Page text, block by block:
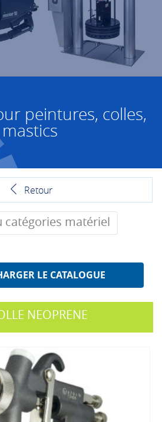
peintures, colles,
mastics
Retour
catégories matériel
LE CATALOGUE
NEOPRENE